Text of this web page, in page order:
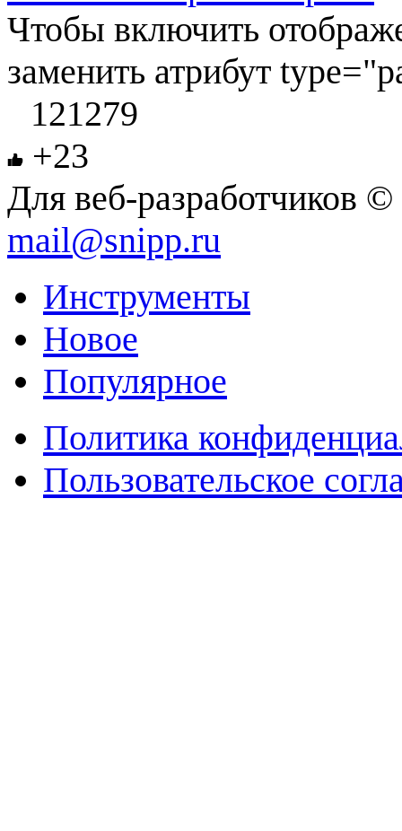
Чтобы включить
заменить атрибут
121279
+23
Для веб-разработчиков
mail@snipp.ru
Инструменты
Новое
Популярное
Политика
Пользовательское